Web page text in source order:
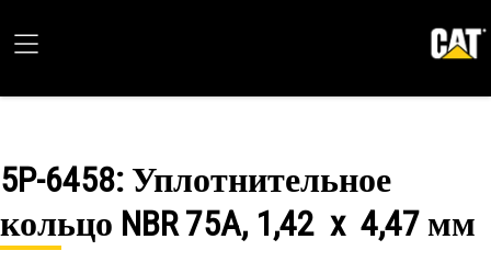
5P-6458: Уплотнительное
кольцо NBR 75A, 1,42 x 4,47 мм